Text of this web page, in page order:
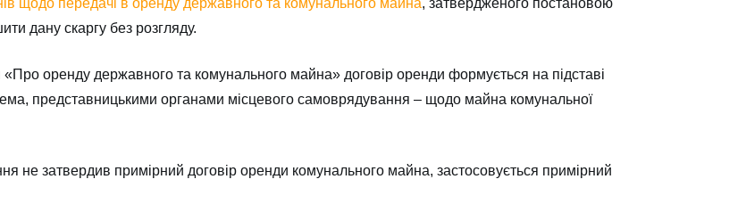
дану скаргу без розгляду.
«Про оренду державного та комунального майна» договір оренди формується на підставі
представницькими органами місцевого самоврядування – щодо майна комунальної
не затвердив примірний договір оренди комунального майна, застосовується примірний